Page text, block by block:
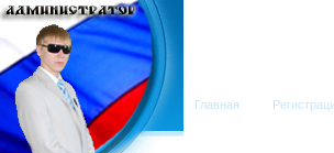
Главная